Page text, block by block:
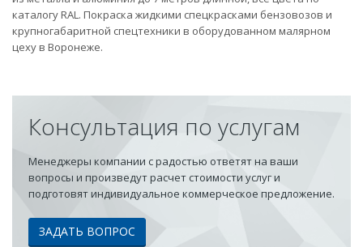
каталогу RAL. Покраска жидкими спецкрасками бензовозов и
крупногабаритной спецтехники в оборудованном малярном
цеху в Воронеже.
Консультация по услугам
Менеджеры компании с радостью ответят на ваши
вопросы и произведут расчет стоимости услуг и
подготовят индивидуальное коммерческое предложение.
ЗАДАТЬ ВОПРОС